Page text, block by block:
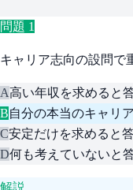
問題 1
キャリア志向の設問で
A高い年収を求めると
B自分の本当のキャリ
C安定だけを求めると
D何も考えていないと
解説